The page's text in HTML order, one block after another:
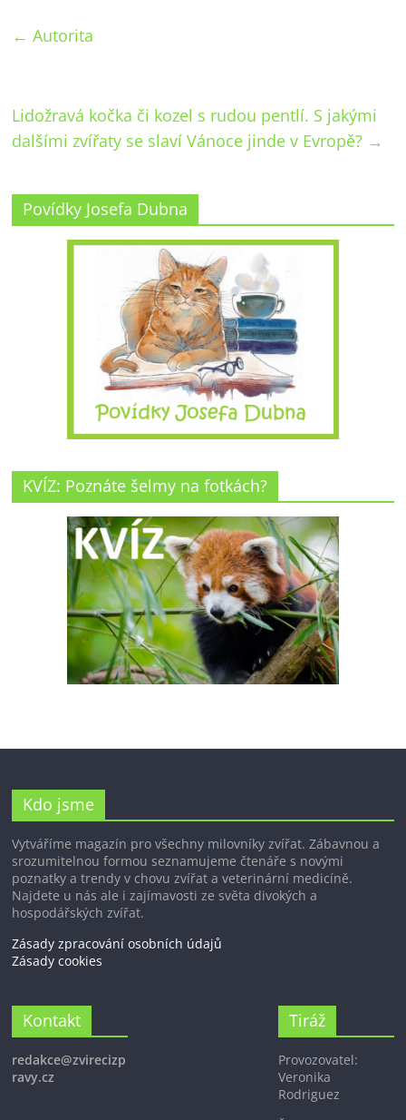
← Autorita
Lidožravá kočka či kozel s rudou pentlí. S jakými
dalšími zvířaty se slaví Vánoce jinde v Evropě? →
Povídky Josefa Dubna
KVÍZ: Poznáte šelmy na fotkách?
Kdo jsme
Vytváříme magazín pro všechny milovníky zvířat. Zábavnou a
srozumitelnou formou seznamujeme čtenáře s novými
poznatky a trendy v chovu zvířat a veterinární medicíně.
Najdete u nás ale i zajímavosti ze světa divokých a
hospodářských zvířat.
Zásady zpracování osobních údajů
Zásady cookies
Kontakt
redakce@zvirecizp
ravy.cz
Tiráž
Provozovatel:
Veronika
Rodriguez